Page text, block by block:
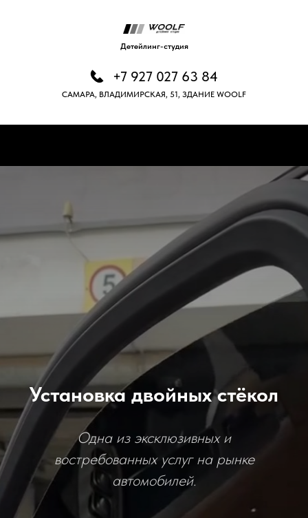
Детейлинг-студия
+7 927 027 63 84
САМАРА, ВЛАДИМИРСКАЯ, 51, ЗДАНИЕ WOOLF
Установка двойных стёкол
Одна из эксклюзивных и
востребованных услуг на рынке
автомобилей.